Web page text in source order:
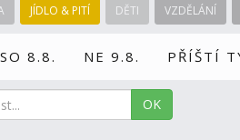
JÍDLO & PITÍ DĚTI VZDĚLÁNÍ
SO 8.8. NE 9.8. PŘÍŠTÍ
OK